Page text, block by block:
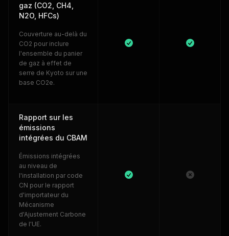
gaz (CO2, CH4,
N2O, HFCs)
Couverture au-delà du
CO2 pour inclure
l'ensemble du panier
de gaz à effet de
serre de Kyoto sur une
base CO2e.
Rapport sur les
émissions
intégrées du CBAM
Émissions intégrées
au niveau de
l'installation par code
CN pour le rapport
d'importateur du
Mécanisme
d'Ajustement Carbone
de l'UE.